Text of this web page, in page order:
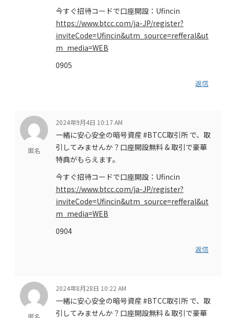
今すぐ招待コードで口座開設：Ufincin
https://www.btcc.com/ja-JP/register?
inviteCode=Ufincin&utm_source=refferal&ut
m_media=WEB
0905
返信
匿名
2024年9月4日 10:17 AM
一緒に安心安全の暗号資産 #BTCC取引所 で、取
引してみませんか？口座開設無料 & 取引で豪華
特典がもらえます。
今すぐ招待コードで口座開設：Ufincin
https://www.btcc.com/ja-JP/register?
inviteCode=Ufincin&utm_source=refferal&ut
m_media=WEB
0904
返信
匿名
2024年8月28日 10:22 AM
一緒に安心安全の暗号資産 #BTCC取引所 で、取
引してみませんか？口座開設無料 & 取引で豪華